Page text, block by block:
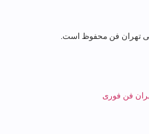
تهران فن محفوظ است.